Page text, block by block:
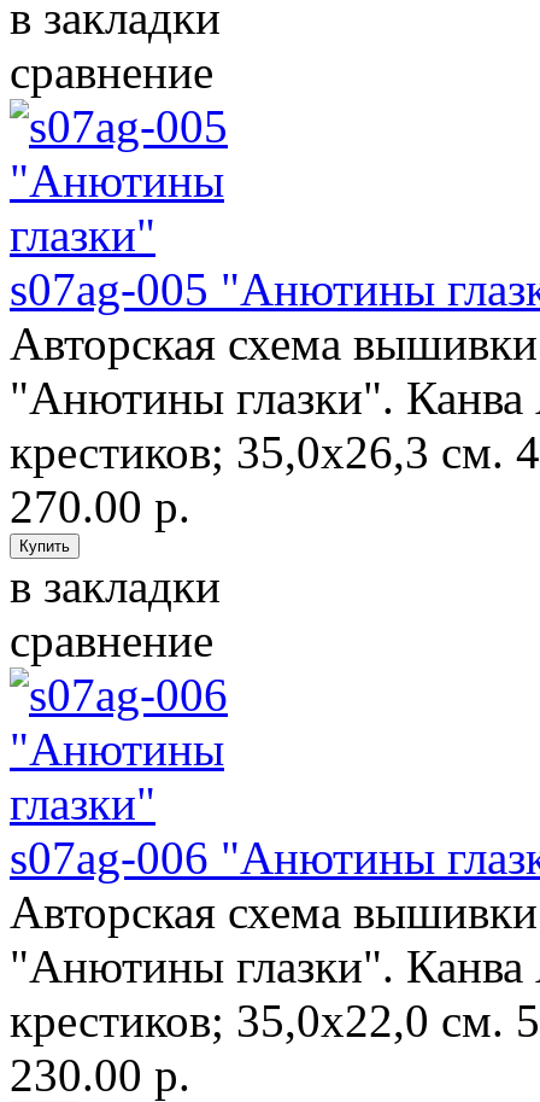
в закладки
сравнение
s07ag-005 "Анютины
Авторская схема
"Анютины глазки".
крестиков; 35,0х26,3 см.
270.00 р.
в закладки
сравнение
s07ag-006 "Анютины
Авторская схема
"Анютины глазки".
крестиков; 35,0х22,0 см.
230.00 р.